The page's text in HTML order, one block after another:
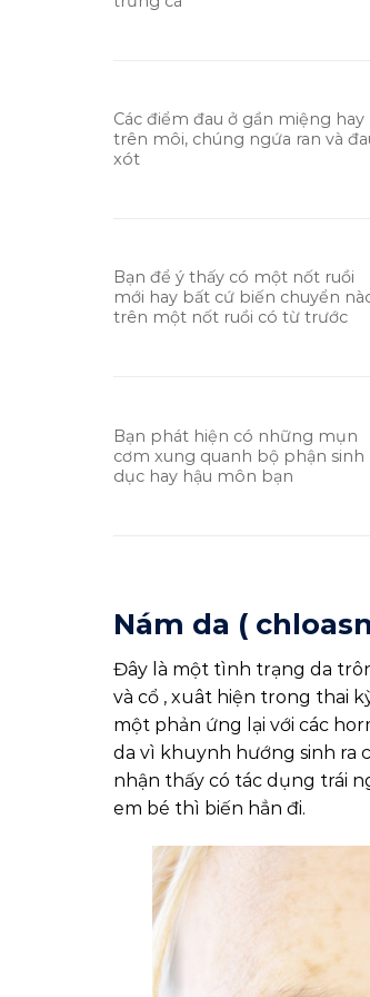
Các điểm đau ở gần miệng hay
trên môi, chúng ngứa ran và
xót
Bạn để ý thấy có một nốt ruồi
mới hay bất cứ biến chuyển
trên một nốt ruồi có từ trước
Bạn phát hiện có những mụn
cơm xung quanh bộ phận sinh
dục hay hậu môn bạn
Nám da (
Đây là một tình trạng da
và cổ , xuât hiện trong thai
một phản ứng lại với các
da vì khuynh hướng sinh ra
nhận thấy có tác dụng trái
em bé thì biến hẳn đi.